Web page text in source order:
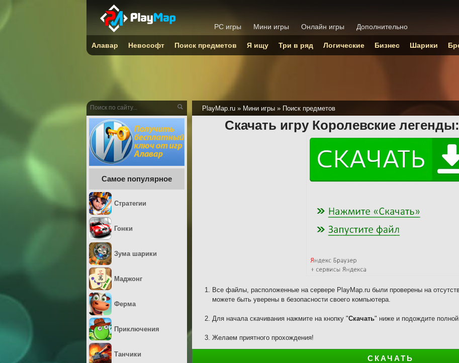
PlayMap.ru » Мини игры » Поиск предметов
Скачать игру Королевские
Все файлы, расположенные на сервере PlayMap.ru были проверены на
можете быть уверены в безопасности своего компьютера.
Для начала скачивания нажмите на кнопку "Скачать" ниже и подождите полной
Желаем приятного прохождения!
СКАЧАТЬ
Самое популярное
Стратегии
Гонки
Зума шарики
Маджонг
Ферма
Приключения
Танчики
PC игры Мини игры Онлайн игры Дополнительно
Алавар Невософт Поиск предметов Я ищу Три в ряд Логические Бизнес Шарики